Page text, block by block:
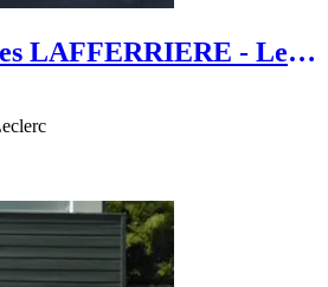
LAFFERRIERE - Le